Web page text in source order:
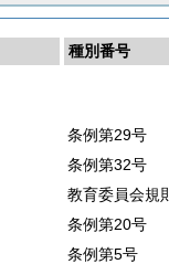
種別番号
条例第29号
条例第32号
教育委員会規
条例第20号
条例第5号